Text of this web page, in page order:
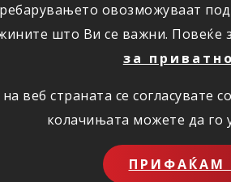
овозможуваат
што Ви се важни. Повеќе
за
веб страната се согласувате
колачињата можете да го
ПРИФАЌАМ